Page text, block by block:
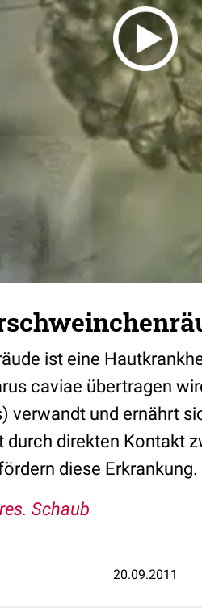
ist eine
caviae übertragen
verwandt und ernährt
durch direkten Kontakt
diese Erkrankung.
Schaub
20.09.2011